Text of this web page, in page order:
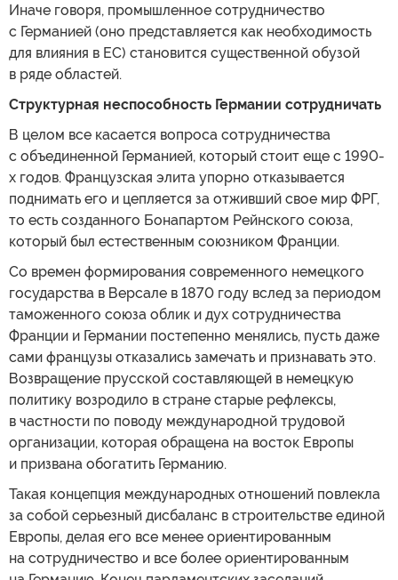
Иначе говоря, промышленное сотрудничество
с Германией (оно представляется как необходимость
для влияния в ЕС) становится существенной обузой
в ряде областей.
Структурная неспособность Германии сотрудничать
В целом все касается вопроса сотрудничества
с объединенной Германией, который стоит еще с 1990-
х годов. Французская элита упорно отказывается
поднимать его и цепляется за отживший свое мир ФРГ,
то есть созданного Бонапартом Рейнского союза,
который был естественным союзником Франции.
Со времен формирования современного немецкого
государства в Версале в 1870 году вслед за периодом
таможенного союза облик и дух сотрудничества
Франции и Германии постепенно менялись, пусть даже
сами французы отказались замечать и признавать это.
Возвращение прусской составляющей в немецкую
политику возродило в стране старые рефлексы,
в частности по поводу международной трудовой
организации, которая обращена на восток Европы
и призвана обогатить Германию.
Такая концепция международных отношений повлекла
за собой серьезный дисбаланс в строительстве единой
Европы, делая его все менее ориентированным
на сотрудничество и все более ориентированным